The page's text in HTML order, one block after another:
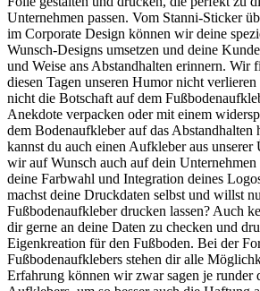
Unternehmen passen. Vom Stanni-Sticker
im Corporate Design können wir deine
Wunsch-Designs umsetzen und deine
und Weise ans Abstandhalten erinnern. Wir
diesen Tagen unseren Humor nicht
nicht die Botschaft auf dem
Anekdote verpacken oder mit einem
dem Bodenaufkleber auf das
kannst du auch einen Aufkleber aus unserer
wir auf Wunsch auch auf dein Unternehmen
deine Farbwahl und Integration deines
machst deine Druckdaten selbst und willst
Fußbodenaufkleber drucken lassen? Auch
dir gerne an deine Daten zu checken und
Eigenkreation für den Fußboden. Bei der
Fußbodenaufklebers stehen dir alle
Erfahrung können wir zwar sagen je runder